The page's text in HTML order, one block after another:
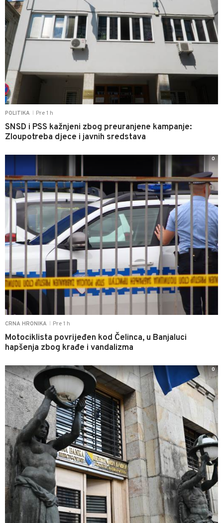
POLITIKA Pre 1 h
SNSD i PSS kažnjeni zbog preuranjene kampanje:
Zloupotreba djece i javnih sredstava
CRNA HRONIKA Pre 1 h
Motociklista povrijeđen kod Čelinca, u Banjaluci
hapšenja zbog krađe i vandalizma
0
0